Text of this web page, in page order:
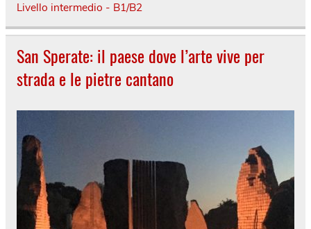
Livello intermedio - B1/B2
San Sperate: il paese dove l’arte vive per
strada e le pietre cantano